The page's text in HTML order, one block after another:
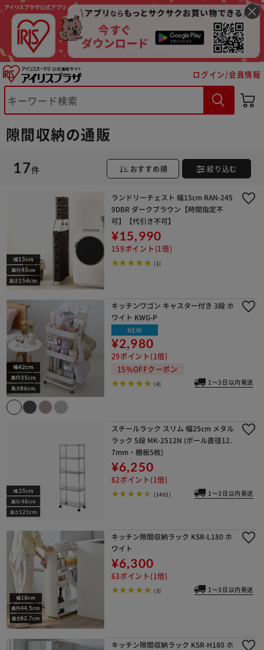
ログイン/会員情報
隙間収納の通販
17件 おすすめ順 絞り込む
ランドリーチェスト 幅15cm RAN-245
9DBR ダークブラウン【時間指定不
可】【代引き不可】
¥15,990
159ポイント(1倍)
(1)
キッチンワゴン キャスター付き 3段 ホ
ワイト KWG-P
NEW
¥2,980
29ポイント(1倍)
15%OFFクーポン
(4) 1～3日以内発送
スチールラック スリム 幅25cm メタル
ラック 5段 MK-2512N (ポール直径12.
7mm・棚板5枚)
¥6,250
62ポイント(1倍)
(1401) 1～3日以内発送
キッチン隙間収納ラック KSR-L180 ホ
ワイト
¥6,300
63ポイント(1倍)
(3) 1～3日以内発送
キッチン隙間収納ラック KSR-H180 ホ
カートに入れる 購入手続きへ